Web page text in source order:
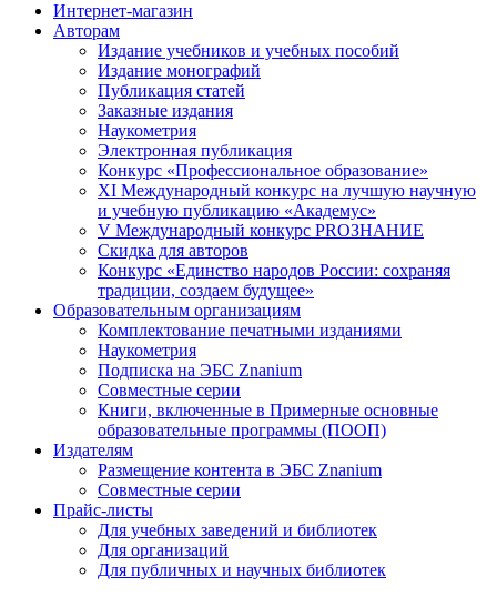
Интернет-магазин
Авторам
Издание учебников и учебных пособий
Издание монографий
Публикация статей
Заказные издания
Наукометрия
Электронная публикация
Конкурс «Профессиональное образование»
XI Международный конкурс на лучшую научную
и учебную публикацию «Академус»
V Международный конкурс PROЗНАНИЕ
Скидка для авторов
Конкурс «Единство народов России: сохраняя
традиции, создаем будущее»
Образовательным организациям
Комплектование печатными изданиями
Наукометрия
Подписка на ЭБС Znanium
Совместные серии
Книги, включенные в Примерные основные
образовательные программы (ПООП)
Издателям
Размещение контента в ЭБС Znanium
Совместные серии
Прайс-листы
Для учебных заведений и библиотек
Для организаций
Для публичных и научных библиотек